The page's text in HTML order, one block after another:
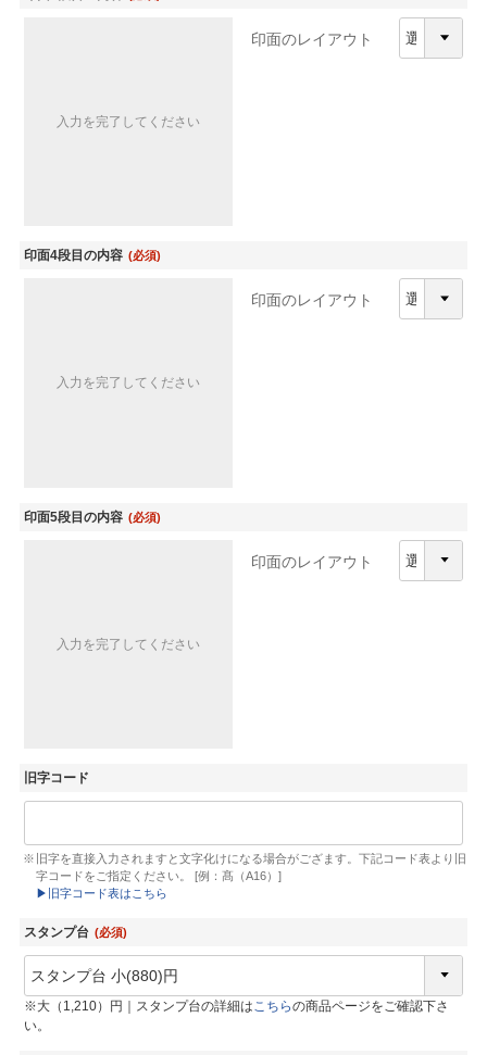
印面のレイアウト
入力を完了してください
印面4段目の内容 (必須)
印面のレイアウト
入力を完了してください
印面5段目の内容 (必須)
印面のレイアウト
入力を完了してください
旧字コード
旧字を直接入力されますと文字化けになる場合がござます。下記コード表より旧
字コードをご指定ください。 [例：髙（A16）]
▶︎旧字コード表はこちら
スタンプ台 (必須)
※大（1,210）円｜スタンプ台の詳細は こちらの商品ページをご確認下さ
い。